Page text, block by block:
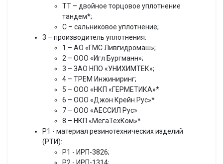
ТТ – двойное торцовое уплотнение
тандем*;
С – сальниковое уплотнение;
3 – производитель уплотнения:
1 – АО «ГМС Ливгидромаш»;
2 – ООО «Игл Бургманн»;
3 – ЗАО НПО «УНИХИМТЕК»;
4 – ТРЕМ Инжиниринг;
5 – ООО «НКП «ГЕРМЕТИКА»*
6 – ООО «Джон Крейн Рус»*
7 – ООО «АЕССИЛ Рус»
8 – НКП «МегаТехКом»*
Р1 - материал резинотехнических изделий
(РТИ):
Р1 - ИРП-3826;